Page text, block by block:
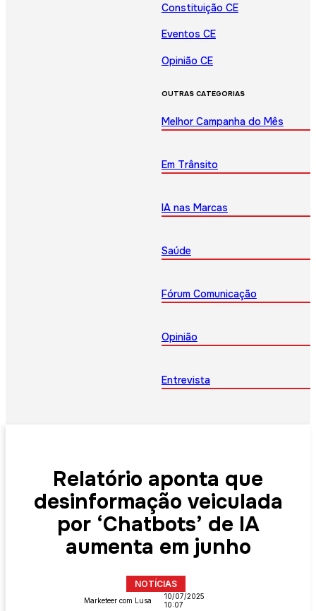
Constituição CE
Eventos CE
Opinião CE
OUTRAS CATEGORIAS
Melhor Campanha do Mês
Em Trânsito
IA nas Marcas
Saúde
Fórum Comunicação
Opinião
Entrevista
Relatório aponta que
desinformação veiculada
por ‘Chatbots’ de IA
aumenta em junho
NOTÍCIAS
Marketeer com Lusa
10/07/2025
10:07